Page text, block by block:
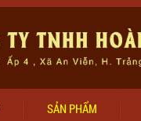
SẢN PHẨM